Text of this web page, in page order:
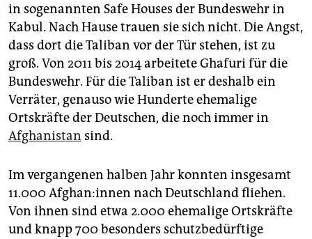
in sogenannten Safe Houses der Bundeswehr in
Kabul. Nach Hause trauen sie sich nicht. Die Angst,
dass dort die Taliban vor der Tür stehen, ist zu
groß. Von 2011 bis 2014 arbeitete Ghafuri für die
Bundeswehr. Für die Taliban ist er deshalb ein
Verräter, genauso wie Hunderte ehemalige
Ortskräfte der Deutschen, die noch immer in
Afghanistan sind.
Im vergangenen halben Jahr konnten insgesamt
11.000 Af­gha­n:in­nen nach Deutschland fliehen.
Von ihnen sind etwa 2.000 ehemalige Ortskräfte
und knapp 700 besonders schutzbedürftige